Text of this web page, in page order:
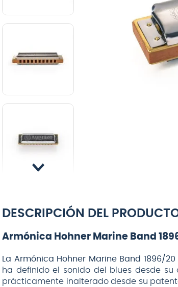
DESCRIPCIÓN DEL
Armónica Hohner Marine Band
La Armónica Hohner Marine Band 1896/
ha definido el sonido del blues desde su
prácticamente inalterado desde su